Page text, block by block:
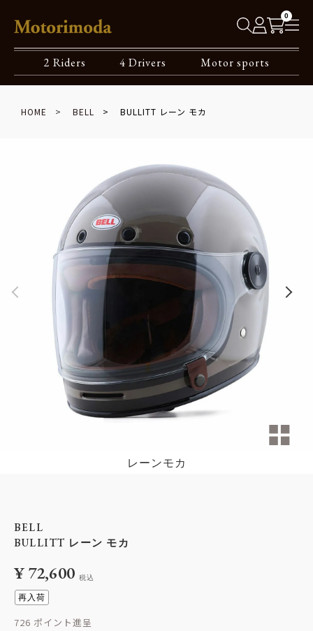
0
2 Riders 4 Drivers Motor sports
HOME BELL BULLITT レーン モカ
レーンモカ
BELL
BULLITT レーン モカ
¥72,600 税込
再入荷
726